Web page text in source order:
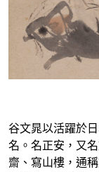
谷文晁以活躍於
名。名正安，又
齋、寫山樓，通